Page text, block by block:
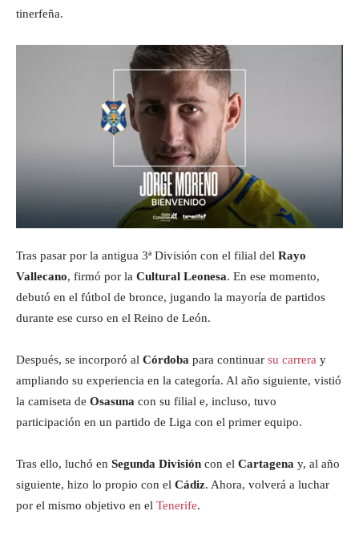
tinerfeña.
Tras pasar por la antigua 3ª División con el filial del Rayo
Vallecano, firmó por la Cultural Leonesa. En ese momento,
debutó en el fútbol de bronce, jugando la mayoría de partidos
durante ese curso en el Reino de León.
Después, se incorporó al Córdoba para continuar su carrera y
ampliando su experiencia en la categoría. Al año siguiente, vistió
la camiseta de Osasuna con su filial e, incluso, tuvo
participación en un partido de Liga con el primer equipo.
Tras ello, luchó en Segunda División con el Cartagena y, al año
siguiente, hizo lo propio con el Cádiz. Ahora, volverá a luchar
por el mismo objetivo en el Tenerife.